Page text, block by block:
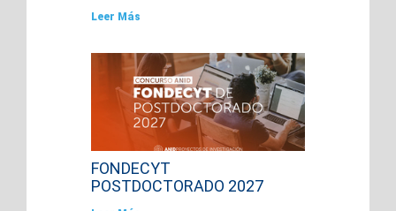
Leer Más
FONDECYT
POSTDOCTORADO 2027